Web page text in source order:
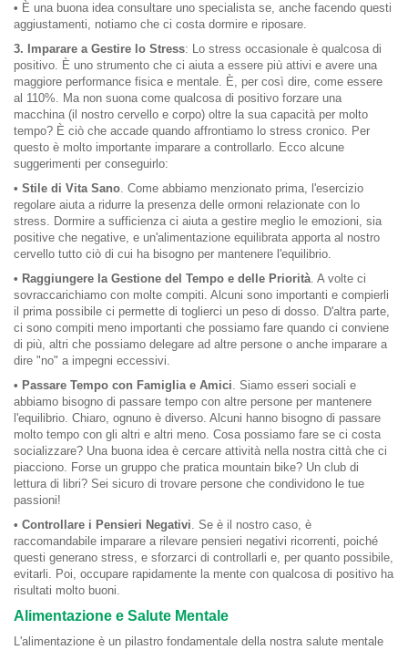
• È una buona idea consultare uno specialista se, anche facendo questi
aggiustamenti, notiamo che ci costa dormire e riposare.
3. Imparare a Gestire lo Stress: Lo stress occasionale è qualcosa di
positivo. È uno strumento che ci aiuta a essere più attivi e avere una
maggiore performance fisica e mentale. È, per così dire, come essere
al 110%. Ma non suona come qualcosa di positivo forzare una
macchina (il nostro cervello e corpo) oltre la sua capacità per molto
tempo? È ciò che accade quando affrontiamo lo stress cronico. Per
questo è molto importante imparare a controllarlo. Ecco alcune
suggerimenti per conseguirlo:
• Stile di Vita Sano. Come abbiamo menzionato prima, l'esercizio
regolare aiuta a ridurre la presenza delle ormoni relazionate con lo
stress. Dormire a sufficienza ci aiuta a gestire meglio le emozioni, sia
positive che negative, e un'alimentazione equilibrata apporta al nostro
cervello tutto ciò di cui ha bisogno per mantenere l'equilibrio.
• Raggiungere la Gestione del Tempo e delle Priorità. A volte ci
sovraccarichiamo con molte compiti. Alcuni sono importanti e compierli
il prima possibile ci permette di toglierci un peso di dosso. D'altra parte,
ci sono compiti meno importanti che possiamo fare quando ci conviene
di più, altri che possiamo delegare ad altre persone o anche imparare a
dire "no" a impegni eccessivi.
• Passare Tempo con Famiglia e Amici. Siamo esseri sociali e
abbiamo bisogno di passare tempo con altre persone per mantenere
l'equilibrio. Chiaro, ognuno è diverso. Alcuni hanno bisogno di passare
molto tempo con gli altri e altri meno. Cosa possiamo fare se ci costa
socializzare? Una buona idea è cercare attività nella nostra città che ci
piacciono. Forse un gruppo che pratica mountain bike? Un club di
lettura di libri? Sei sicuro di trovare persone che condividono le tue
passioni!
• Controllare i Pensieri Negativi. Se è il nostro caso, è
raccomandabile imparare a rilevare pensieri negativi ricorrenti, poiché
questi generano stress, e sforzarci di controllarli e, per quanto possibile,
evitarli. Poi, occupare rapidamente la mente con qualcosa di positivo ha
risultati molto buoni.
Alimentazione e Salute Mentale
L'alimentazione è un pilastro fondamentale della nostra salute mentale